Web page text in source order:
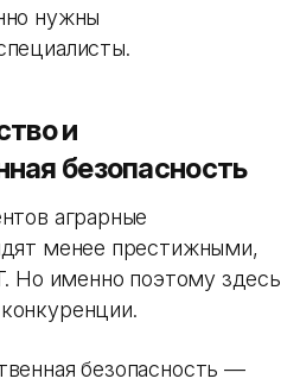
нужны
и
безопасность
аграрные
менее престижными,
Но именно поэтому здесь
безопасность —